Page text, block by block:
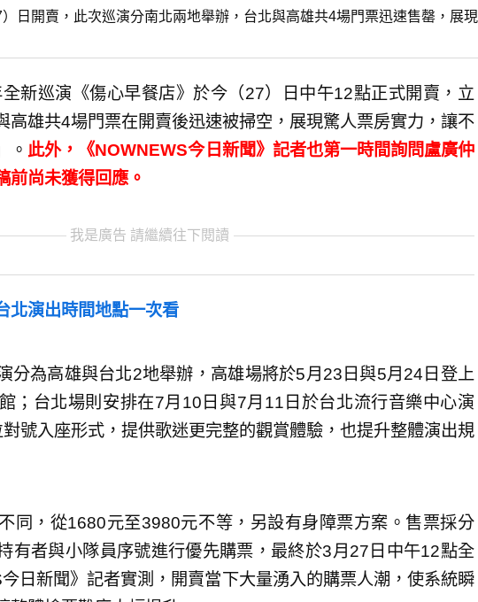
日開賣，此次巡演分南北兩地舉辦，台北與高雄共4場門票迅速售罄，展現
新巡演《傷心早餐店》於今（27）日中午12點正式開賣，立
高雄共4場門票在開賣後迅速被掃空，展現驚人票房實力，讓不
。 此外，《NOWNEWS今日新聞》記者也第一時間詢問盧廣仲
前尚未獲得回應。
我是廣告 請繼續往下閱讀
演出時間地點一次看
分為高雄與台北2地舉辦，高雄場將於5月23日與5月24日登上
；台北場則安排在7月10日與7月11日於台北流行音樂中心演
號入座形式，提供歌迷更完整的觀賞體驗，也提升整體演出規
同，從1680元至3980元不等，另設有身障票方案。售票採分
有者與小隊員序號進行優先購票，最終於3月27日中午12點全
日新聞》記者實測，開賣當下大量湧入的購票人潮，使系統瞬